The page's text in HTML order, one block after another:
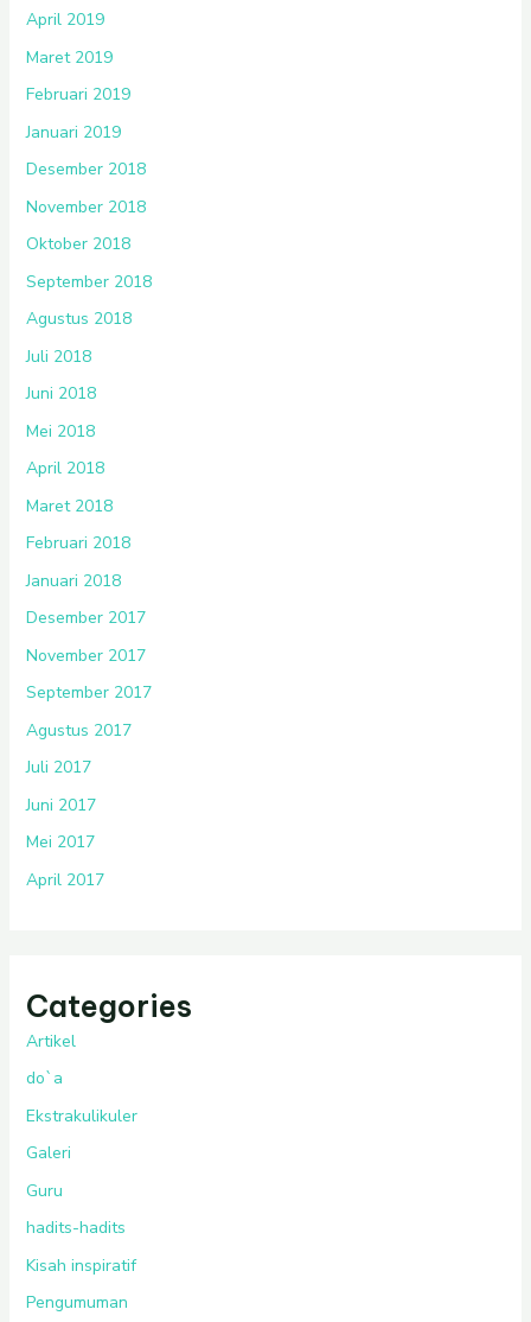
April 2019
Maret 2019
Februari 2019
Januari 2019
Desember 2018
November 2018
Oktober 2018
September 2018
Agustus 2018
Juli 2018
Juni 2018
Mei 2018
April 2018
Maret 2018
Februari 2018
Januari 2018
Desember 2017
November 2017
September 2017
Agustus 2017
Juli 2017
Juni 2017
Mei 2017
April 2017
Categories
Artikel
do`a
Ekstrakulikuler
Galeri
Guru
hadits-hadits
Kisah inspiratif
Pengumuman